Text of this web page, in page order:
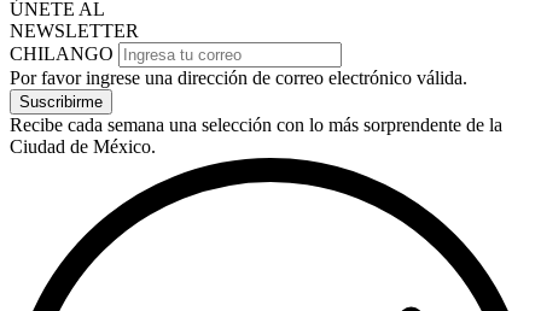
ÚNETE AL
NEWSLETTER
CHILANGO
Por favor ingrese una dirección de correo electrónico válida.
Suscribirme
Recibe cada semana una selección con lo más sorprendente de la
Ciudad de México.